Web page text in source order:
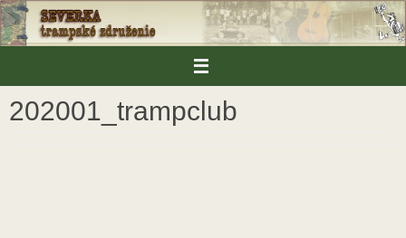
Skip
to
content
202001_trampclub